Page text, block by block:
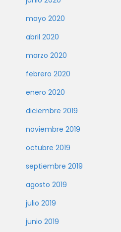
mayo 2020
abril 2020
marzo 2020
febrero 2020
enero 2020
diciembre 2019
noviembre 2019
octubre 2019
septiembre 2019
agosto 2019
julio 2019
junio 2019